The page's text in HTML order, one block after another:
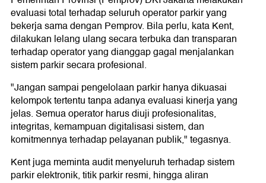
evaluasi total terhadap seluruh operator parkir yang
bekerja sama dengan Pemprov. Bila perlu, kata Kent,
dilakukan lelang ulang secara terbuka dan transparan
terhadap operator yang dianggap gagal menjalankan
sistem parkir secara profesional.
"Jangan sampai pengelolaan parkir hanya dikuasai
kelompok tertentu tanpa adanya evaluasi kinerja yang
jelas. Semua operator harus diuji profesionalitas,
integritas, kemampuan digitalisasi sistem, dan
komitmennya terhadap pelayanan publik," tegasnya.
Kent juga meminta audit menyeluruh terhadap sistem
parkir elektronik, titik parkir resmi, hingga aliran